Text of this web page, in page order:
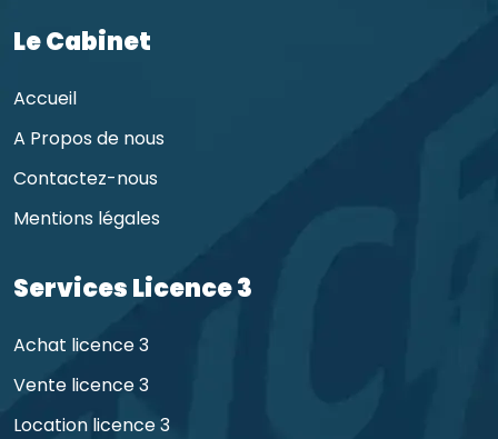
Le Cabinet
Accueil
A Propos de nous
Contactez-nous
Mentions légales
Services Licence 3
Achat licence 3
Vente licence 3
Location licence 3